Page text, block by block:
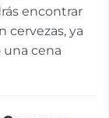
encontrar
cervezas, ya
una cena